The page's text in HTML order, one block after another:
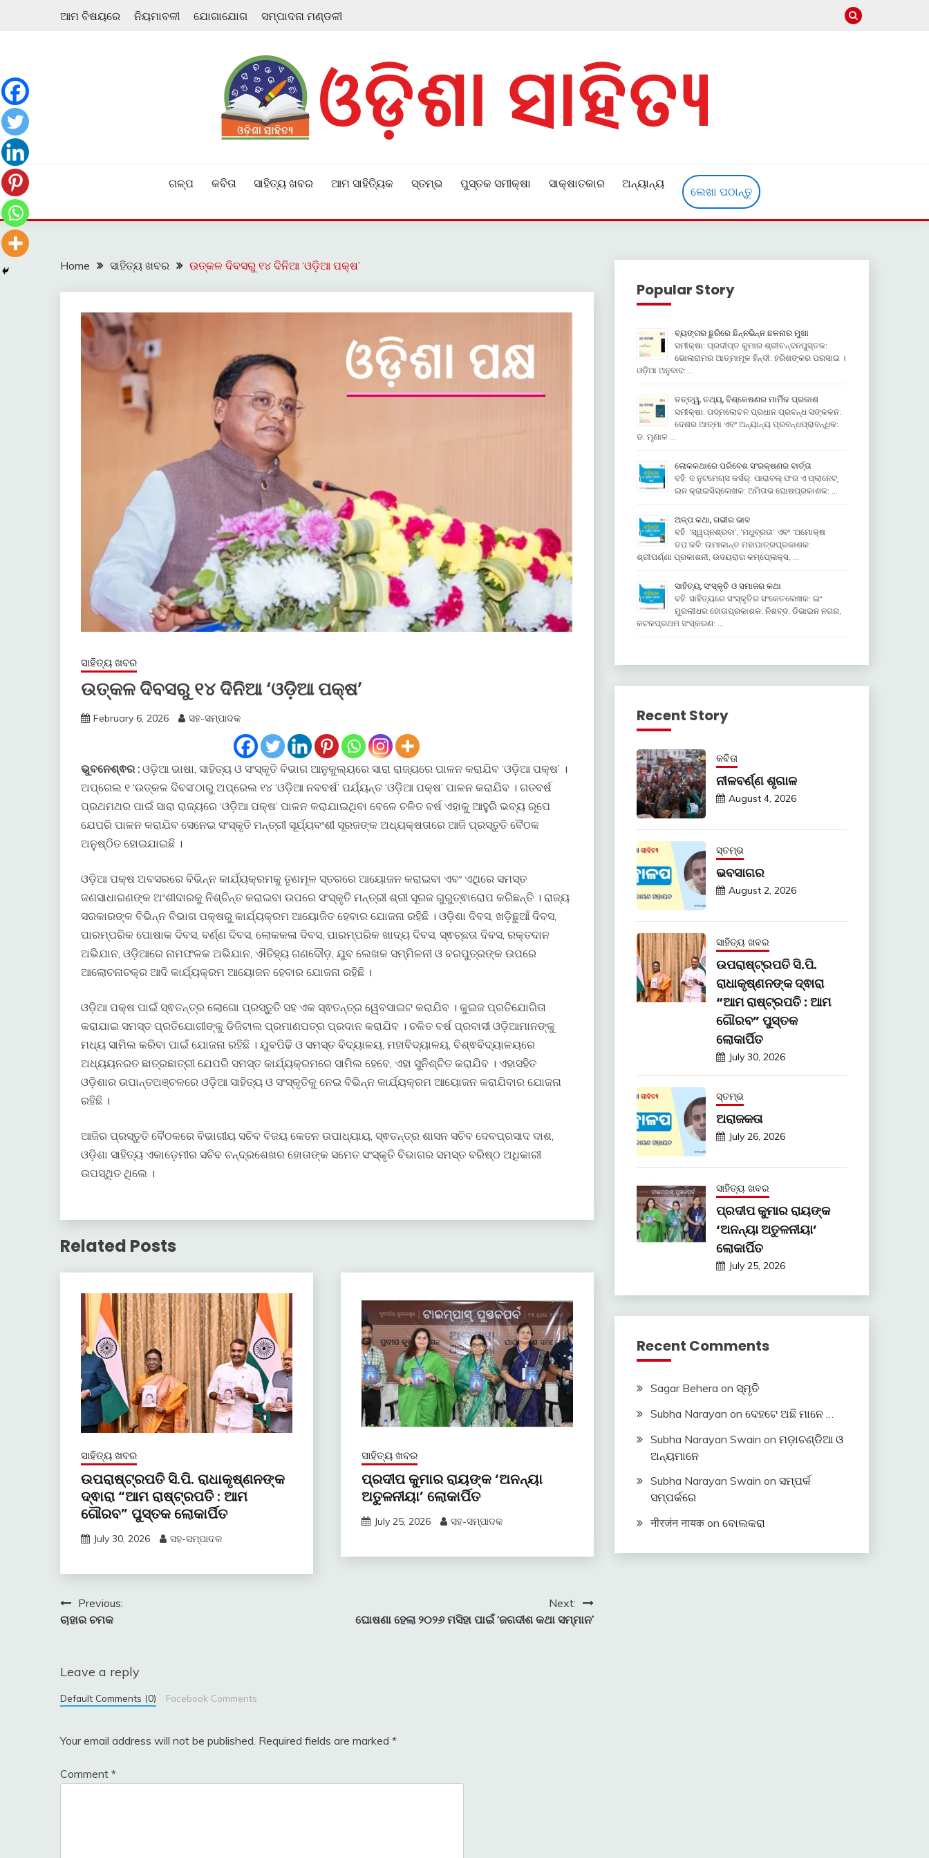
ଆମ ବିଷୟରେ ନିୟମାବଳୀ ଯୋଗାଯୋଗ ସମ୍ପାଦନା ମଣ୍ଡଳୀ
ଗଳ୍ପ କବିତା ସାହିତ୍ୟ ଖବର ଆମ ସାହିତ୍ୟିକ ସ୍ତମ୍ଭ ପୁସ୍ତକ ସମୀକ୍ଷା ସାକ୍ଷାତକାର ଅନ୍ୟାନ୍ୟ
ଲେଖା ପଠାନ୍ତୁ
Home ସାହିତ୍ୟ ଖବର ଉତ୍କଳ ଦିବସରୁ ୧୪ ଦିନିଆ ‘ଓଡ଼ିଆ ପକ୍ଷ’
ସାହିତ୍ୟ ଖବର
ଉତ୍କଳ ଦିବସରୁ ୧୪ ଦିନିଆ ‘ଓଡ଼ିଆ ପକ୍ଷ’
February 6, 2026 ସହ-ସମ୍ପାଦକ
ଭୁବନେଶ୍ଵର : ଓଡ଼ିଆ ଭାଷା, ସାହିତ୍ୟ ଓ ସଂସ୍କୃତି ବିଭାଗ ଆନୁକୁଲ୍ୟରେ ସାରା ରାଜ୍ୟରେ ପାଳନ କରାଯିବ ‘ଓଡ଼ିଆ ପକ୍ଷ’ ।
ଅପ୍ରେଲ ୧ ‘ଉତ୍କଳ ଦିବସ’ଠାରୁ ଅପ୍ରେଲ ୧୪ ‘ଓଡ଼ିଆ ନବବର୍ଷ’ ପର୍ଯ୍ୟନ୍ତ ‘ଓଡ଼ିଆ ପକ୍ଷ’ ପାଳନ କରାଯିବ । ଗତବର୍ଷ
ପ୍ରଥମଥର ପାଇଁ ସାରା ରାଜ୍ୟରେ ‘ଓଡ଼ିଆ ପକ୍ଷ’ ପାଳନ କରାଯାଇଥିବା ବେଳେ ଚଳିତ ବର୍ଷ ଏହାକୁ ଆହୁରି ଭବ୍ୟ ରୂପେ
ଯେପରି ପାଳନ କରାଯିବ ସେନେଇ ସଂସ୍କୃତି ମନ୍ତ୍ରୀ ସୂର୍ଯ୍ୟବଂଶୀ ସୂରଜଙ୍କ ଅଧ୍ୟକ୍ଷତାରେ ଆଜି ପ୍ରସ୍ତୁତି ବୈଠକ
ଅନୁଷ୍ଠିତ ହୋଇଯାଇଛି ।
ଓଡ଼ିଆ ପକ୍ଷ ଅବସରରେ ବିଭିନ୍ନ କାର୍ଯ୍ୟକ୍ରମକୁ ତୃଣମୂଳ ସ୍ତରରେ ଆୟୋଜନ କରାଇବା ଏବଂ ଏଥିରେ ସମସ୍ତ
ଜଣସାଧାରଣଙ୍କ ଅଂଶୀଦାରକୁ ନିଶ୍ଚିନ୍ତ କରାଇବା ଉପରେ ସଂସ୍କୃତି ମନ୍ତ୍ରୀ ଶ୍ରୀ ସୂରଜ ଗୁରୁତ୍ଵାରୋପ କରିଛନ୍ତି । ରାଜ୍ୟ
ସରକାରଙ୍କ ବିଭିନ୍ନ ବିଭାଗ ପକ୍ଷରୁ କାର୍ଯ୍ୟକ୍ରମ ଆୟୋଜିତ ହେବାର ଯୋଜନା ରହିଛି । ଓଡ଼ିଶା ଦିବସ, ଖଡ଼ିଛୁଆଁ ଦିବସ,
ପାରମ୍ପରିକ ପୋଷାକ ଦିବସ, ବର୍ଣ୍ଣ ଦିବସ, ଲୋକକଳା ଦିବସ, ପାରମ୍ପରିକ ଖାଦ୍ୟ ଦିବସ, ସ୍ଵଚ୍ଛତା ଦିବସ, ରକ୍ତଦାନ
ଅଭିଯାନ, ଓଡ଼ିଆରେ ନାମଫଳକ ଅଭିଯାନ, ଐତିହ୍ୟ ଗଣଦୌଡ଼, ଯୁବ ଲେଖକ ସମ୍ମିଳନୀ ଓ ବରପୁତ୍ରଙ୍କ ଉପରେ
ଆଲୋଚନାଚକ୍ର ଆଦି କାର୍ଯ୍ୟକ୍ରମ ଆୟୋଜନ ହେବାର ଯୋଜନା ରହିଛି ।
ଓଡ଼ିଆ ପକ୍ଷ ପାଇଁ ସ୍ଵତନ୍ତ୍ର ଲୋଗୋ ପ୍ରସ୍ତୁତି ସହ ଏକ ସ୍ଵତନ୍ତ୍ର ୱେବସାଇଟ କରାଯିବ । କୁଇଜ ପ୍ରତିଯୋଗିତା
କରାଯାଇ ସମସ୍ତ ପ୍ରତିଯୋଗୀଙ୍କୁ ଡିଜିଟାଲ ପ୍ରମାଣପତ୍ର ପ୍ରଦାନ କରାଯିବ । ଚଳିତ ବର୍ଷ ପ୍ରବାସୀ ଓଡ଼ିଆମାନଙ୍କୁ
ମଧ୍ୟ ସାମିଲ କରିବା ପାଇଁ ଯୋଜନା ରହିଛି । ଯୁବପିଢି ଓ ସମସ୍ତ ବିଦ୍ୟାଳୟ, ମହାବିଦ୍ୟାଳୟ, ବିଶ୍ଵବିଦ୍ୟାଳୟରେ
ଅଧ୍ୟୟନରତ ଛାତ୍ରଛାତ୍ରୀ ଯେପରି ସମସ୍ତ କାର୍ଯ୍ୟକ୍ରମରେ ସାମିଲ ହେବେ, ଏହା ସୁନିଶ୍ଚିତ କରାଯିବ । ଏହାସହିତ
ଓଡ଼ିଶାର ଉପାନ୍ତଅଞ୍ଚଳରେ ଓଡ଼ିଆ ସାହିତ୍ୟ ଓ ସଂସ୍କୃତିକୁ ନେଇ ବିଭିନ୍ନ କାର୍ଯ୍ୟକ୍ରମ ଆୟୋଜନ କରାଯିବାର ଯୋଜନା
ରହିଛି ।
ଆଜିର ପ୍ରସ୍ତୁତି ବୈଠକରେ ବିଭାଗୀୟ ସଚିବ ବିଜୟ କେତନ ଉପାଧ୍ୟାୟ, ସ୍ଵତନ୍ତ୍ର ଶାସନ ସଚିବ ଦେବପ୍ରସାଦ ଦାଶ,
ଓଡ଼ିଶା ସାହିତ୍ୟ ଏକାଡ଼େମୀର ସଚିବ ଚନ୍ଦ୍ରଶେଖର ହୋତାଙ୍କ ସମେତ ସଂସ୍କୃତି ବିଭାଗର ସମସ୍ତ ବରିଷ୍ଠ ଅଧିକାରୀ
ଉପସ୍ଥିତ ଥିଲେ ।
Related Posts
ସାହିତ୍ୟ ଖବର
ଉପରାଷ୍ଟ୍ରପତି ସି.ପି. ରାଧାକୃଷ୍ଣନଙ୍କ
ଦ୍ଵାରା “ଆମ ରାଷ୍ଟ୍ରପତି : ଆମ
ଗୌରବ” ପୁସ୍ତକ ଲୋକାର୍ପିତ
July 30, 2026 ସହ-ସମ୍ପାଦକ
ସାହିତ୍ୟ ଖବର
ପ୍ରଦୀପ କୁମାର ରାୟଙ୍କ ‘ଅନନ୍ୟା
ଅତୁଳନୀୟା’ ଲୋକାର୍ପିତ
July 25, 2026 ସହ-ସମ୍ପାଦକ
Post
navigation
Previous:
ଚାହାର ଚମକ
Next:
ଘୋଷଣା ହେଲା ୨୦୨୬ ମସିହା ପାଇଁ ‘ଜଗଦୀଶ କଥା ସମ୍ମାନ’
Leave a reply
Default Comments (0) Facebook Comments
Your email address will not be published. Required fields are marked *
Comment *
Popular Story
ବ୍ୟଙ୍ଗର ଛୁରିରେ ଛିନ୍ନଭିନ୍ନ ଛଳନାର ମୁଖା
ସମୀକ୍ଷା: ପ୍ରଦୀପ୍ତ କୁମାର ଶ୍ରୀଚନ୍ଦନପୁସ୍ତକ:
ଭୋଳାରାମର ଆତ୍ମାମୂଳ ହିନ୍ଦୀ: ହରିଶଙ୍କର ପରସାଇ ।
ଓଡ଼ିଆ ଅନୁବାଦ: …
ତତ୍ତ୍ୱ, ତଥ୍ୟ, ବିଶ୍ଳେଷଣର ମାର୍ମିକ ପ୍ରକାଶ
ସମୀକ୍ଷା: ପଦ୍ମଲୋଚନ ପ୍ରଧାନ ପ୍ରବନ୍ଧ ସଙ୍କଳନ:
ଦେଶର ଆତ୍ମା ଏବଂ ଅନ୍ୟାନ୍ୟ ପ୍ରବନ୍ଧପ୍ରାବନ୍ଧିକ:
ଡ. ମୃଣାଳ …
ଲୋକକଥାରେ ପରିବେଶ ସଂରକ୍ଷଣର ବାର୍ତ୍ତା
ବହି: ଦ ନୁଟମେଗ୍ସ କର୍ସର୍: ପାରାବଲ୍ ଫର ଏ ପ୍ଲାନେଟ୍
ଇନ କ୍ରାଇସିସ୍ଲେଖକ: ଅମିତାଭ ଘୋଷପ୍ରକାଶକ: …
ଅଳ୍ପ କଥା, ଗଭୀର ଭାବ
ବହି: ‘ସ୍ୱପ୍ନଶ୍ରବା’, ‘ମଧୁବ୍ରତା’ ଏବଂ ‘ଅମୋକ୍ଷ
ତପ’କବି: ଉମାକାନ୍ତ ମହାପାତ୍ରପ୍ରକାଶକ:
ଶ୍ରୀପର୍ଣ୍ଣା ପ୍ରକାଶନୀ, ଉଦୟରାଗ କମ୍ପେ୍ଲକ୍ସ, …
ସାହିତ୍ୟ, ସଂସ୍କୃତି ଓ ସମାଜର କଥା
ବହି: ସାହିତ୍ୟରେ ସଂସ୍କୃତିର ସଂକେତଲେଖକ: ଇଂ
ମୁରଲୀଧର ହୋତାପ୍ରକାଶକ: ନିଶବ୍ଦ, ଡିଭାଇନ ନଗର,
କଟକପ୍ରଥମ ସଂସ୍କରଣ: …
Recent Story
କବିତା
ନୀଳବର୍ଣ୍ଣ ଶୃଗାଳ
August 4, 2026
ସ୍ତମ୍ଭ
ଭବସାଗର
August 2, 2026
ସାହିତ୍ୟ ଖବର
ଉପରାଷ୍ଟ୍ରପତି ସି.ପି.
ରାଧାକୃଷ୍ଣନଙ୍କ ଦ୍ଵାରା
“ଆମ ରାଷ୍ଟ୍ରପତି : ଆମ
ଗୌରବ” ପୁସ୍ତକ
ଲୋକାର୍ପିତ
July 30, 2026
ସ୍ତମ୍ଭ
ଅରାଜକତା
July 26, 2026
ସାହିତ୍ୟ ଖବର
ପ୍ରଦୀପ କୁମାର ରାୟଙ୍କ
‘ଅନନ୍ୟା ଅତୁଳନୀୟା’
ଲୋକାର୍ପିତ
July 25, 2026
Recent Comments
Sagar Behera on ସ୍ମୃତି
Subha Narayan on ଦେହଟେ ଅଛି ମାନେ …
Subha Narayan Swain on ମଡ଼ାଚଣ୍ଡିଆ ଓ
ଅନ୍ୟମାନେ
Subha Narayan Swain on ସମ୍ପର୍କ
ସମ୍ପର୍କରେ
नीरजंन नायकon ବୋଲକରା